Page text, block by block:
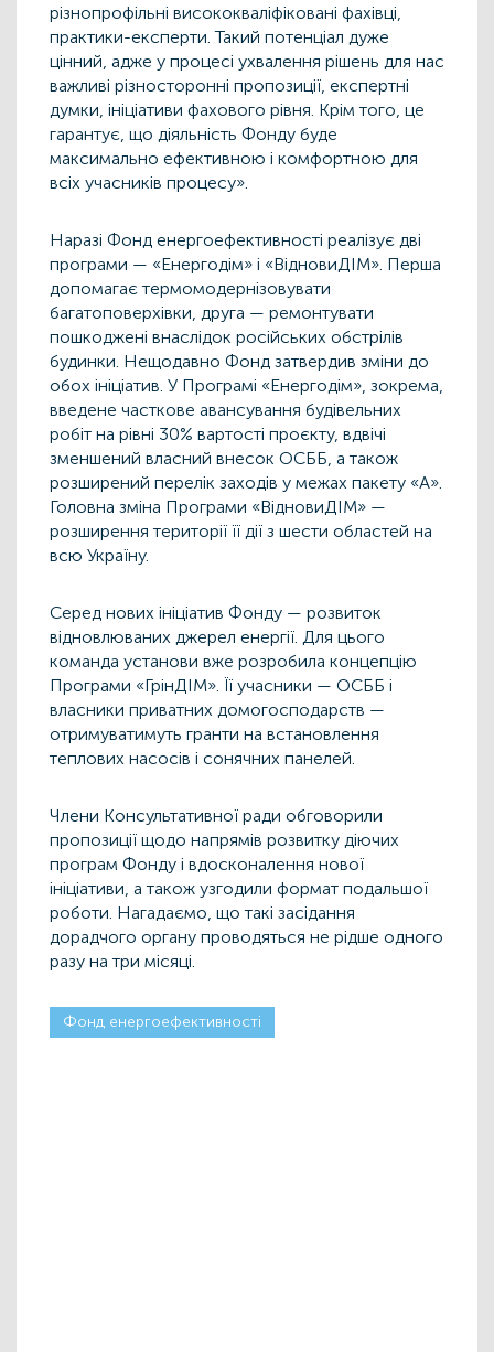
різнопрофільні висококваліфіковані фахівці,
практики-експерти. Такий потенціал дуже
цінний, адже у процесі ухвалення рішень для нас
важливі різносторонні пропозиції, експертні
думки, ініціативи фахового рівня. Крім того, це
гарантує, що діяльність Фонду буде
максимально ефективною і комфортною для
всіх учасників процесу».
Наразі Фонд енергоефективності реалізує дві
програми — «Енергодім» і «ВідновиДІМ». Перша
допомагає термомодернізовувати
багатоповерхівки, друга — ремонтувати
пошкоджені внаслідок російських обстрілів
будинки. Нещодавно Фонд затвердив зміни до
обох ініціатив. У Програмі «Енергодім», зокрема,
введене часткове авансування будівельних
робіт на рівні 30% вартості проєкту, вдвічі
зменшений власний внесок ОСББ, а також
розширений перелік заходів у межах пакету «А».
Головна зміна Програми «ВідновиДІМ» —
розширення території її дії з шести областей на
всю Україну.
Серед нових ініціатив Фонду — розвиток
відновлюваних джерел енергії. Для цього
команда установи вже розробила концепцію
Програми «ГрінДІМ». Її учасники — ОСББ і
власники приватних домогосподарств —
отримуватимуть гранти на встановлення
теплових насосів і сонячних панелей.
Члени Консультативної ради обговорили
пропозиції щодо напрямів розвитку діючих
програм Фонду і вдосконалення нової
ініціативи, а також узгодили формат подальшої
роботи. Нагадаємо, що такі засідання
дорадчого органу проводяться не рідше одного
разу на три місяці.
Фонд енергоефективності